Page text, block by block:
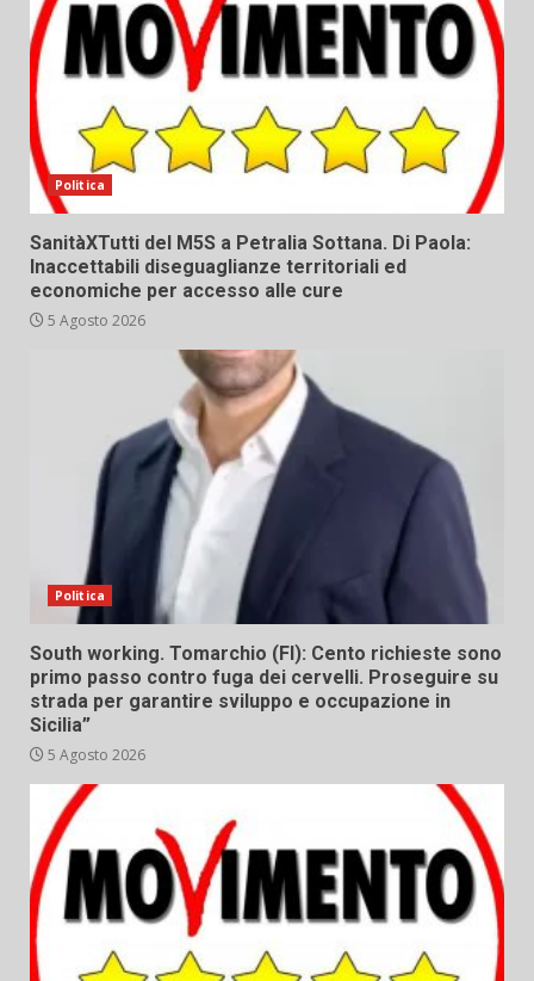
Politica
SanitàXTutti del M5S a Petralia Sottana. Di Paola:
Inaccettabili diseguaglianze territoriali ed
economiche per accesso alle cure
5 Agosto 2026
Politica
South working. Tomarchio (FI): Cento richieste sono
primo passo contro fuga dei cervelli. Proseguire su
strada per garantire sviluppo e occupazione in
Sicilia”
5 Agosto 2026